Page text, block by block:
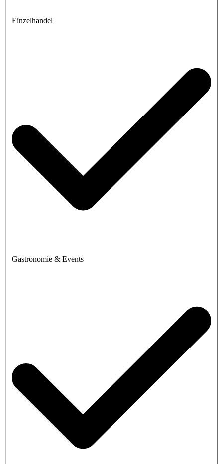
Einzelhandel
Gastronomie & Events